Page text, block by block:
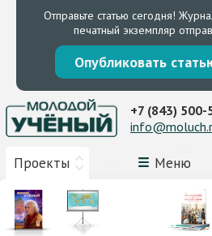
Отправьте статью сегодня!
печатный экземпляр
Опубликовать
Проекты Меню
+7 (843) 500-